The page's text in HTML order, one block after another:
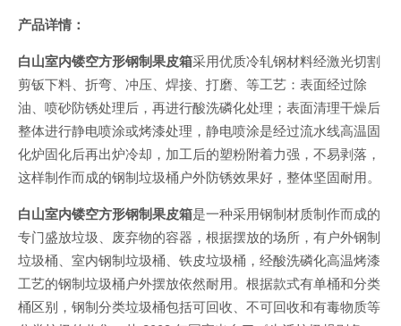
产品详情：
白山室内镂空方形钢制果皮箱采用优质冷轧钢材料经激光切割
剪钣下料、折弯、冲压、焊接、打磨、等工艺：表面经过除
油、喷砂防锈处理后，再进行酸洗磷化处理；表面清理干燥后
整体进行静电喷涂或烤漆处理，静电喷涂是经过流水线高温固
化炉固化后再出炉冷却，加工后的塑粉附着力强，不易剥落，
这样制作而成的钢制垃圾桶户外防锈效果好，整体坚固耐用。
白山室内镂空方形钢制果皮箱是一种采用钢制材质制作而成的
专门盛放垃圾、废弃物的容器，根据摆放的场所，有户外钢制
垃圾桶、室内钢制垃圾桶、铁皮垃圾桶，经酸洗磷化高温烤漆
工艺的钢制垃圾桶户外摆放依然耐用。根据款式有单桶和分类
桶区别，钢制分类垃圾桶包括可回收、不可回收和有毒物质等